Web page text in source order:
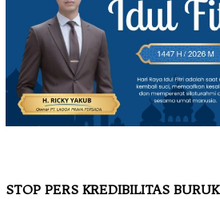
STOP PERS KREDIBILITAS BURUK